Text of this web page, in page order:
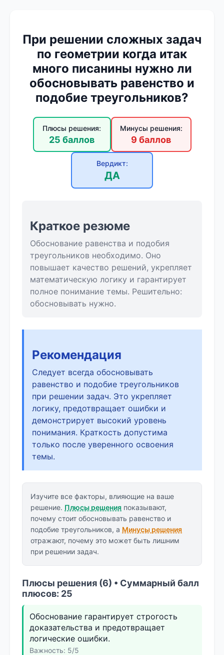
При решении сложных задач
по геометрии когда итак
много писанины нужно ли
обосновывать равенство и
подобие треугольников?
Плюсы решения:
25 баллов
Минусы решения:
9 баллов
Вердикт:
ДА
Краткое резюме
Обоснование равенства и подобия
треугольников необходимо. Оно
повышает качество решений, укрепляет
математическую логику и гарантирует
полное понимание темы. Решительно:
обосновывать нужно.
Рекомендация
Следует всегда обосновывать
равенство и подобие треугольников
при решении задач. Это укрепляет
логику, предотвращает ошибки и
демонстрирует высокий уровень
понимания. Краткость допустима
только после уверенного освоения
темы.
Изучите все факторы, влияющие на ваше
решение. Плюсы решения показывают,
почему стоит обосновывать равенство и
подобие треугольников, а Минусы решения
отражают, почему это может быть лишним
при решении задач.
Плюсы решения (6) • Суммарный балл
плюсов: 25
Обоснование гарантирует строгость
доказательства и предотвращает
логические ошибки.
Важность: 5/5